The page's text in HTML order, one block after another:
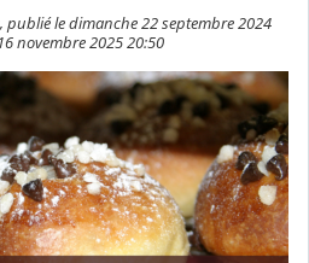
le dimanche 22 septembre 2024
novembre 2025 20:50